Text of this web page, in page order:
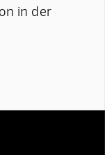
in der